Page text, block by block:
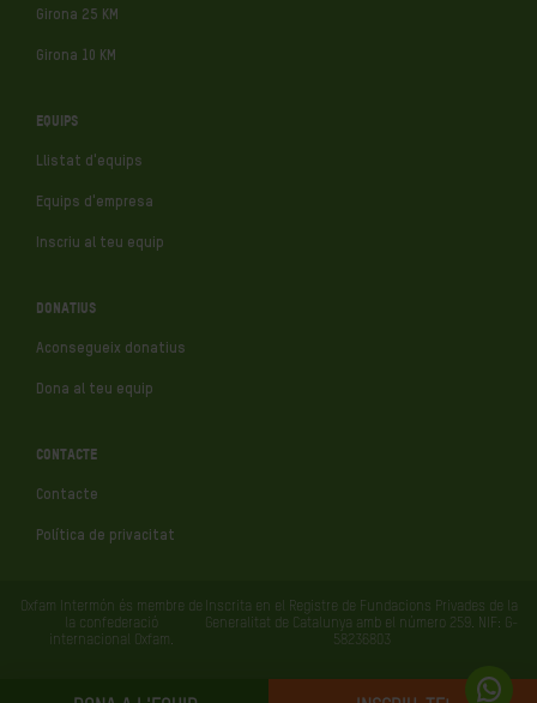
Girona 25 KM
Girona 10 KM
EQUIPS
Llistat d'equips
Equips d'empresa
Inscriu al teu equip
DONATIUS
Aconsegueix donatius
Dona al teu equip
CONTACTE
Contacte
Política de privacitat
Oxfam Intermón és membre de
la confederació
internacional
Oxfam.
Inscrita en el Registre de Fundacions Privades de la
Generalitat de Catalunya amb el número 259. NIF: G-
58236803